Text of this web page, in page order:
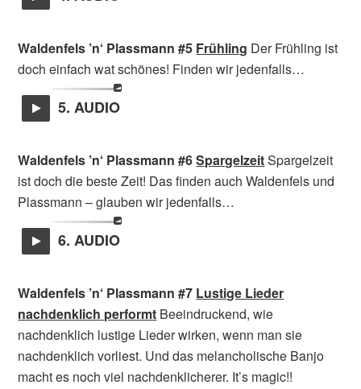
Waldenfels ’n‘ Plassmann #5 Frühling Der Frühling ist
doch einfach wat schönes! Finden wir jedenfalls…
5. AUDIO
Waldenfels ’n‘ Plassmann #6SpargelzeitSpargelzeit
ist doch die beste Zeit! Das finden auch Waldenfels und
Plassmann – glauben wir jedenfalls…
6. AUDIO
Waldenfels ’n‘ Plassmann #7 Lustige Lieder
nachdenklich performt Beeindruckend, wie
nachdenklich lustige Lieder wirken, wenn man sie
nachdenklich vorliest. Und das melancholische Banjo
macht es noch viel nachdenklicherer. It’s magic!!